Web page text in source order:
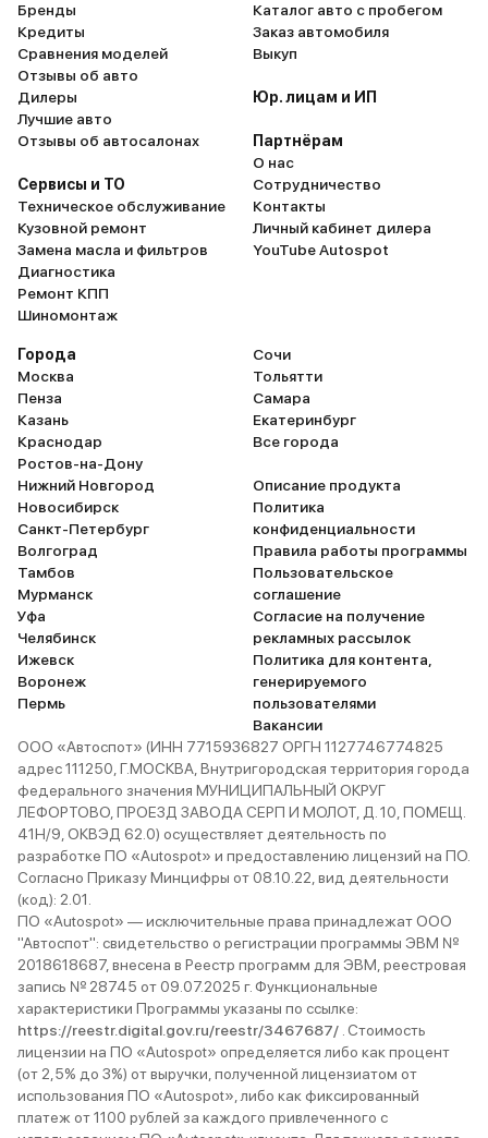
Бренды
Кредиты
Сравнения моделей
Отзывы об авто
Дилеры
Лучшие авто
Отзывы об автосалонах
Сервисы и ТО
Техническое обслуживание
Кузовной ремонт
Замена масла и фильтров
Диагностика
Ремонт КПП
Шиномонтаж
Каталог авто с пробегом
Заказ автомобиля
Выкуп
Юр. лицам и ИП
Партнёрам
О нас
Сотрудничество
Контакты
Личный кабинет дилера
YouTube Autospot
Города
Москва
Пенза
Казань
Краснодар
Ростов-на-Дону
Нижний Новгород
Новосибирск
Санкт-Петербург
Волгоград
Тамбов
Мурманск
Уфа
Челябинск
Ижевск
Воронеж
Пермь
Сочи
Тольятти
Самара
Екатеринбург
Все города
Описание продукта
Политика
конфиденциальности
Правила работы программы
Пользовательское
соглашение
Согласие на получение
рекламных рассылок
Политика для контента,
генерируемого
пользователями
Вакансии
ООО «Автоспот» (ИНН 7715936827 ОРГН 1127746774825
адрес 111250, Г.МОСКВА, Внутригородская территория города
федерального значения МУНИЦИПАЛЬНЫЙ ОКРУГ
ЛЕФОРТОВО, ПРОЕЗД ЗАВОДА СЕРП И МОЛОТ, Д. 10, ПОМЕЩ.
41Н/9, ОКВЭД 62.0) осуществляет деятельность по
разработке ПО «Autospot» и предоставлению лицензий на ПО.
Согласно Приказу Минцифры от 08.10.22, вид деятельности
(код): 2.01.
ПО «Autospot» — исключительные права принадлежат ООО
"Автоспот": свидетельство о регистрации программы ЭВМ №
2018618687, внесена в Реестр программ для ЭВМ, реестровая
запись № 28745 от 09.07.2025 г. Функциональные
характеристики Программы указаны по ссылке:
https://reestr.digital.gov.ru/reestr/3467687/ . Стоимость
лицензии на ПО «Autospot» определяется либо как процент
(от 2,5% до 3%) от выручки, полученной лицензиатом от
использования ПО «Autospot», либо как фиксированный
платеж от 1100 рублей за каждого привлеченного с